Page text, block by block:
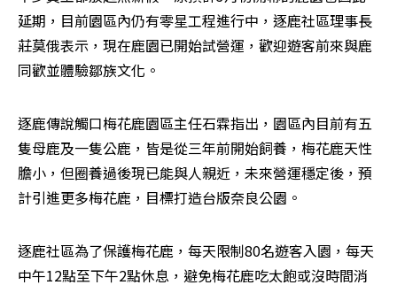
延期，目前園區內仍有零星工程進行中，逐鹿社區理事長
莊莫俄表示，現在鹿園已開始試營運，歡迎遊客前來與鹿
同歡並體驗鄒族文化。
逐鹿傳說觸口梅花鹿園區主任石霖指出，園區內目前有五
隻母鹿及一隻公鹿，皆是從三年前開始飼養，梅花鹿天性
膽小，但圈養過後現已能與人親近，未來營運穩定後，預
計引進更多梅花鹿，目標打造台版奈良公園。
逐鹿社區為了保護梅花鹿，每天限制80名遊客入園，每天
中午12點至下午2點休息，避免梅花鹿吃太飽或沒時間消